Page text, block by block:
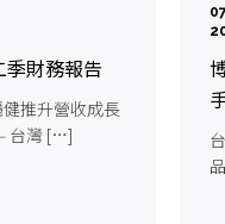
財務報告
推升營收成長
台灣 […]